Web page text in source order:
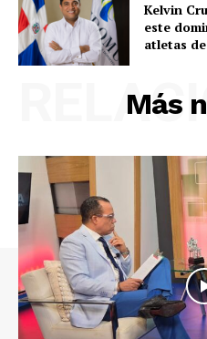
Kelvin
este
atletas
Más